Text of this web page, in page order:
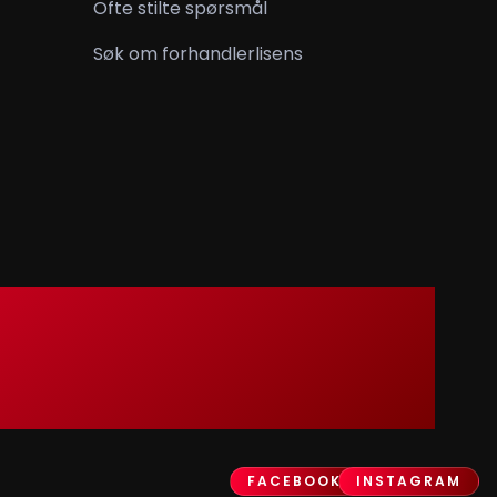
Ofte stilte spørsmål
Søk om forhandlerlisens
FACEBOOK INSTAGRAM